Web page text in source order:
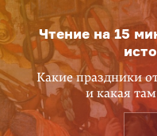
Чтение на 15
Какие праздники
и какая